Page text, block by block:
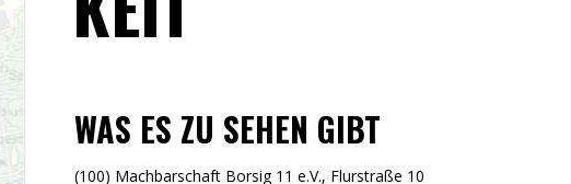
WAS ES ZU SEHEN GIBT
(100) Machbarschaft Borsig 11 e.V., Flurstraße 10